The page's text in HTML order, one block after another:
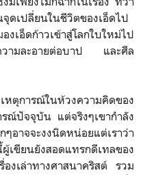
ดเปลี่ยนในชีวิตของเอ็ดไป
เอ็ดก้าวเข้าสู่โลกใบใหม่ไป
วามละอายต่อบาป และศีล
เหตุการณ์ในห้วงความคิดของ
ณ์ปัจจุบัน แต่จริงๆเขากำลัง
ๆอาจจะงงนิดหน่อยแต่เราว่า
นยังสอดแทรกดีเทลของ
งเล่าทางศาสนาคริสต์ รวม